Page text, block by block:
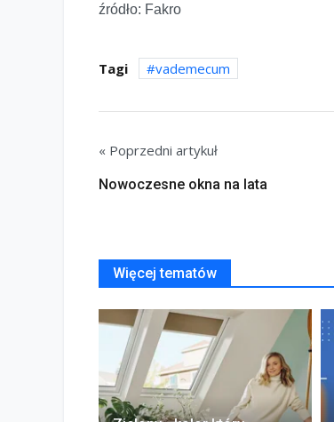
źródło: Fakro
Tagi vademecum
« Poprzedni artykuł
Nowoczesne okna na lata
Więcej tematów